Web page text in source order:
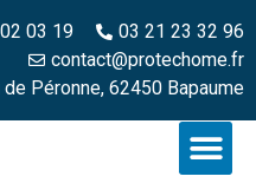
03 19
03 21 23 32 96
contact@protechome.fr
Péronne, 62450 Bapaume